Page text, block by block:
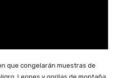
que congelarán muestras de